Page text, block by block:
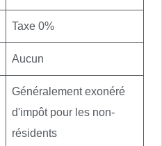
Taxe 0%
Aucun
Généralement exonéré
d'impôt pour les non-
résidents